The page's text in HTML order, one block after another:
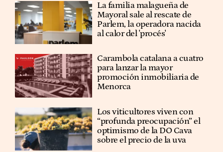
La familia malagueña de
Mayoral sale al rescate de
Parlem, la operadora nacida
al calor del 'procés'
Carambola catalana a cuatro
para lanzar la mayor
promoción inmobiliaria de
Menorca
Los viticultores viven con
“profunda preocupación” el
optimismo de la DO Cava
sobre el precio de la uva